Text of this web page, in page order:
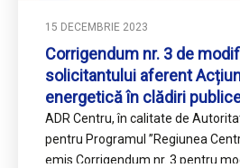
15 DECEMBRIE 2023
Corrigendum nr. 3 de
solicitantului aferent
energetică în clădiri
ADR Centru, în calitate de
pentru Programul ’’Regiunea
emis Corrigendum nr. 3 pentru